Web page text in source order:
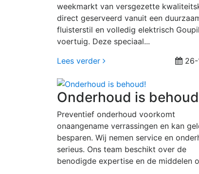
weekmarkt van versgezette
direct geserveerd vanuit een
fluisterstil en volledig elektrisch
voertuig. Deze speciaal...
Lees verder
26-
Onderhoud is
Preventief onderhoud voorkomt
onaangename verrassingen en kan
besparen. Wij nemen service en
serieus. Ons team beschikt over de
benodigde expertise en de middelen